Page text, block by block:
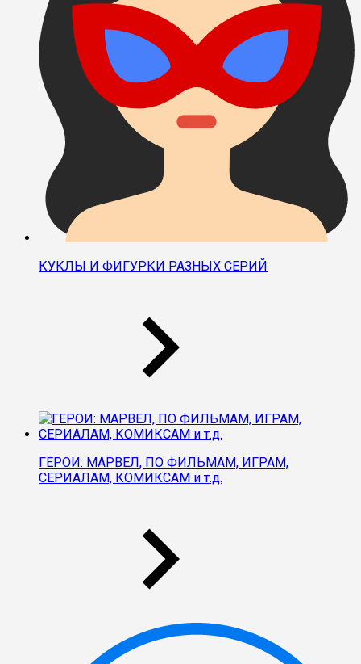
КУКЛЫ И ФИГУРКИ РАЗНЫХ СЕРИЙ
ГЕРОИ: МАРВЕЛ, ПО ФИЛЬМАМ, ИГРАМ,
СЕРИАЛАМ, КОМИКСАМ и т.д.